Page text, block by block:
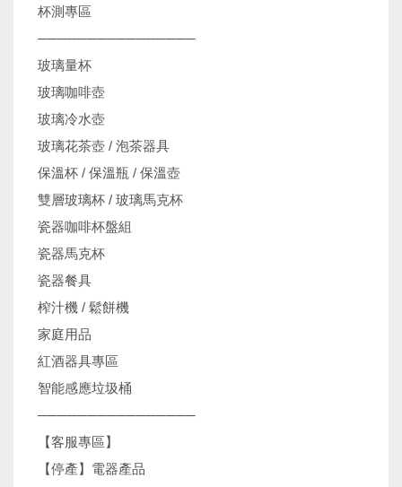
杯測專區
────────────────
玻璃量杯
玻璃咖啡壺
玻璃冷水壺
玻璃花茶壺 / 泡茶器具
保溫杯 / 保溫瓶 / 保溫壺
雙層玻璃杯 / 玻璃馬克杯
瓷器咖啡杯盤組
瓷器馬克杯
瓷器餐具
榨汁機 / 鬆餅機
家庭用品
紅酒器具專區
智能感應垃圾桶
────────────────
【客服專區】
【停產】電器產品